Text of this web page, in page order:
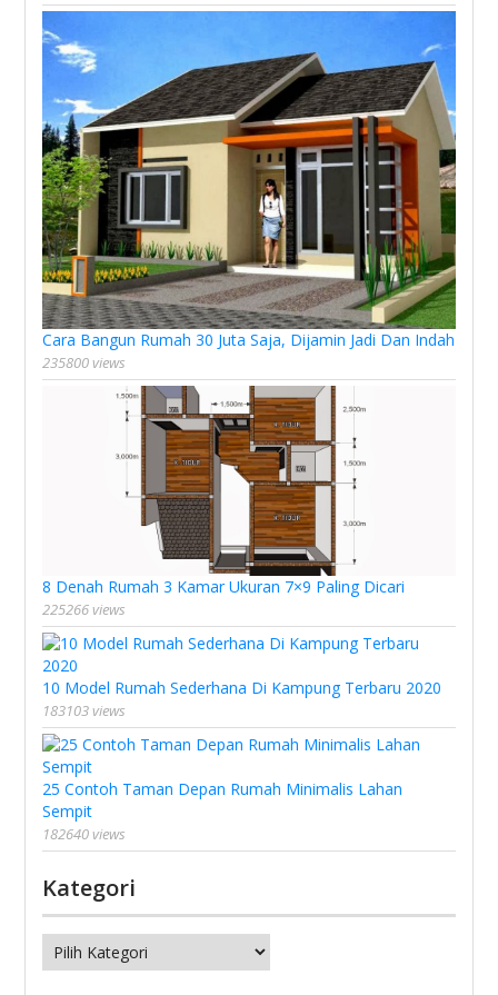
Cara Bangun Rumah 30 Juta Saja, Dijamin Jadi Dan Indah
235800 views
8 Denah Rumah 3 Kamar Ukuran 7×9 Paling Dicari
225266 views
10 Model Rumah Sederhana Di Kampung Terbaru 2020
183103 views
25 Contoh Taman Depan Rumah Minimalis Lahan
Sempit
182640 views
Kategori
Kategori